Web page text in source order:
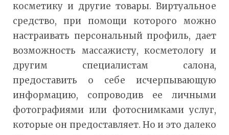
косметику и другие товары. Виртуальное
средство, при помощи которого можно
настраивать персональный профиль, дает
возможность массажисту, косметологу и
другим специалистам салона,
предоставить о себе исчерпывающую
информацию, сопроводив ее личными
фотографиями или фотоснимками услуг,
которые он предоставляет. Но и это далеко